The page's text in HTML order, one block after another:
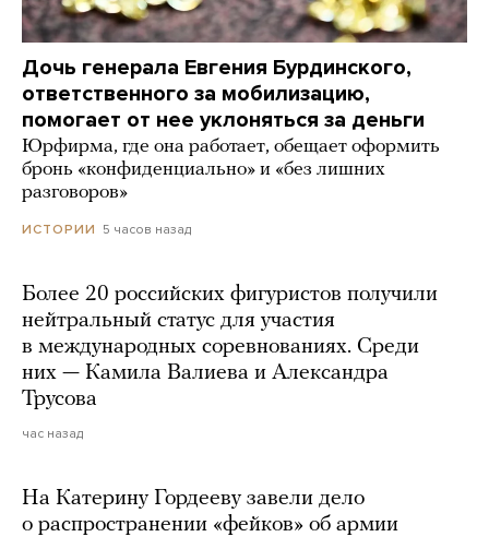
Дочь генерала Евгения Бурдинского,
ответственного за мобилизацию,
помогает от нее уклоняться за деньги
Юрфирма, где она работает, обещает оформить
бронь «конфиденциально» и «без лишних
разговоров»
ИСТОРИИ 5 часов назад
Более 20 российских фигуристов получили
нейтральный статус для участия
в международных соревнованиях. Среди
них — Камила Валиева и Александра
Трусова
час назад
На Катерину Гордееву завели дело
о распространении «фейков» об армии